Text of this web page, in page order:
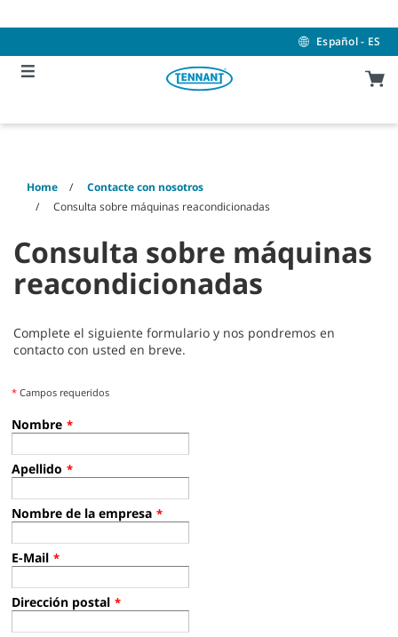
to
to
menu
Español - ES
Home
Contacte con nosotros
Consulta sobre máquinas reacondicionadas
Consulta sobre máquinas
reacondicionadas
Complete el siguiente formulario y nos pondremos en
contacto con usted en breve.
* Campos requeridos
Nombre *
Apellido *
Nombre de la empresa *
E-Mail *
Dirección postal *